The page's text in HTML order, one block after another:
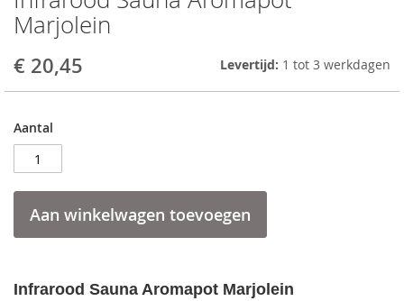
Marjolein
€ 20,45 Levertijd: 1 tot 3 werkdagen
Aantal
Aan winkelwagen toevoegen
Infrarood Sauna Aromapot Marjolein
to
the
of
gallery